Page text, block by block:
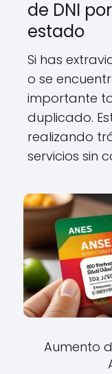
de DNI
estado
Si has
o se
importante
duplicado.
realizando
servicios sin
Aumento